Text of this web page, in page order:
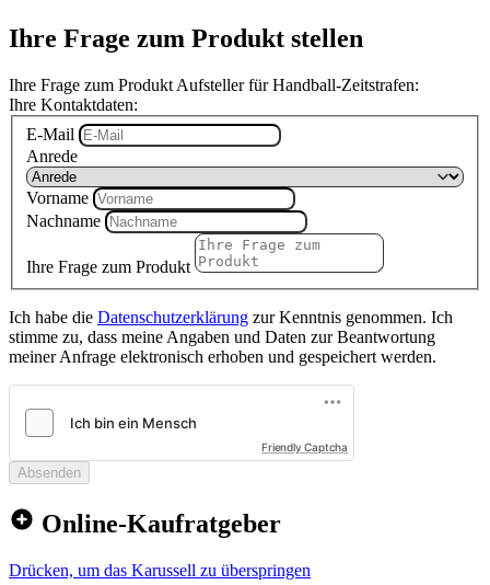
Ihre Frage zum Produkt stellen
Ihre Frage zum Produkt Aufsteller für Handball-Zeitstrafen:
Ihre Kontaktdaten:
E-Mail
Anrede
Vorname
Nachname
Ihre Frage zum Produkt
Ich habe die Datenschutzerklärung zur Kenntnis genommen. Ich
stimme zu, dass meine Angaben und Daten zur Beantwortung
meiner Anfrage elektronisch erhoben und gespeichert werden.
Friendly Captcha
Absenden
Online-Kaufratgeber
Drücken, um das Karussell zu überspringen